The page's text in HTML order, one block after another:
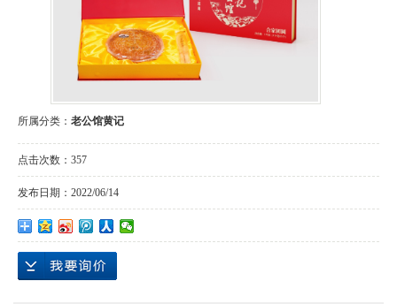
所属分类： 老公馆黄记
点击次数： 357
发布日期： 2022/06/14